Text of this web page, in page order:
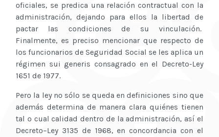
oficiales, se predica una relación contractual con la
administración, dejando para ellos la libertad de
pactar las condiciones de su vinculación.
Finalmente, es preciso mencionar que respecto de
los funcionarios de Seguridad Social se les aplica un
régimen sui generis consagrado en el Decreto-Ley
1651 de 1977.
Pero la ley no sólo se queda en definiciones sino que
además determina de manera clara quiénes tienen
tal o cual calidad dentro de la administración, así el
Decreto–Ley 3135 de 1968, en concordancia con el